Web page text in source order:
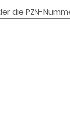
die PZN-